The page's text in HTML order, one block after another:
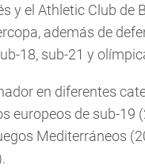
y el Athletic Club de
además de
18, sub-21 y
en diferentes
europeos de sub-19
Mediterráneos